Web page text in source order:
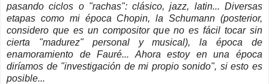
pasando ciclos o "rachas": clásico, jazz, latin... Diversas
etapas como mi época Chopin, la Schumann (posterior,
considero que es un compositor que no es fácil tocar sin
cierta "madurez" personal y musical), la época de
enamoramiento de Fauré... Ahora estoy en una época
diríamos de "investigación de mi propio sonido", si esto es
posible...